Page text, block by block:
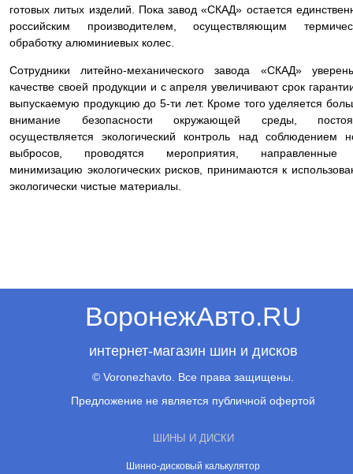
готовых литых изделий. Пока завод «СКАД» остается
российским производителем, осуществляющим
обработку алюминиевых колес.
Сотрудники литейно-механического завода «СКАД»
качестве своей продукции и с апреля увеличивают срок
выпускаемую продукцию до 5-ти лет. Кроме того уделяется
внимание безопасности окружающей среды,
осуществляется экологический контроль над соблюдением
выбросов, проводятся мероприятия,
минимизацию экологических рисков, принимаются к
экологически чистые материалы.
ВоронежАвто.RU
интернет-магазин шин и дисков
© Voronezhavto. Все права защищены.
Предложение не является публичной офертой
ШИНЫ И ДИСКИ
Шинно-дисковый калькулятор